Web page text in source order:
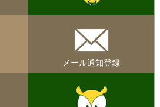
メール通知登録